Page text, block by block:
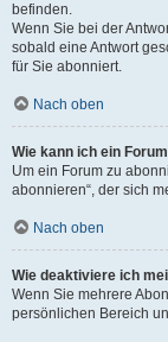
befinden.
Wenn Sie bei der
sobald eine Antwort
für Sie abonniert.
Nach oben
Wie kann ich ein
Um ein Forum zu
abonnieren“, der sich
Nach oben
Wie deaktiviere ich
Wenn Sie mehrere
persönlichen Bereich